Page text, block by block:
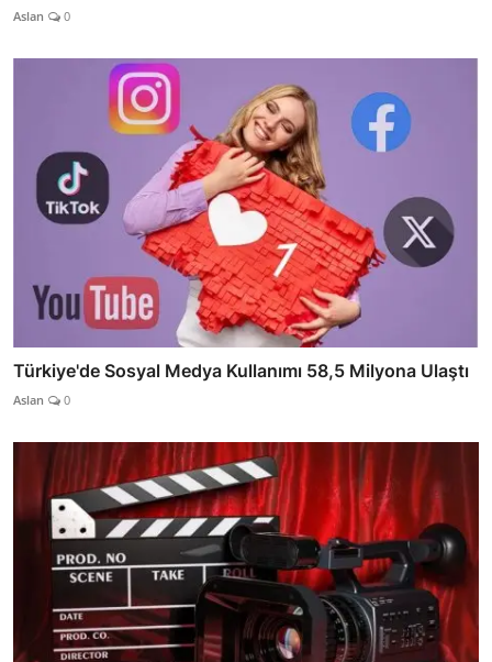
Aslan 0
Türkiye'de Sosyal Medya Kullanımı 58,5 Milyona Ulaştı
Aslan 0